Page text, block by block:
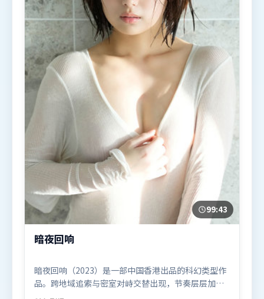
99:43
暗夜回响
暗夜回响（2023）是一部中国香港出品的科幻类型作
品。跨地域追索与密室对峙交替出现，节奏层层加
码，张力持续上扬。人物关系网复杂却不凌乱，每场